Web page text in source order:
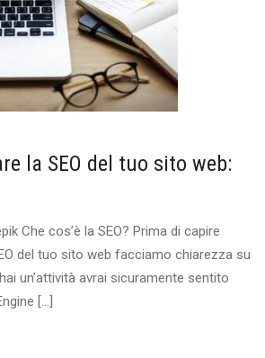
la SEO del tuo sito web:
Che cos’è la SEO? Prima di capire
del tuo sito web facciamo chiarezza su
un’attività avrai sicuramente sentito
[…]